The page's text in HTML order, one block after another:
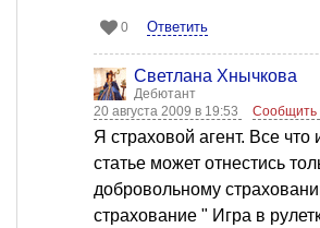
0 Ответить
Светлана Хнычкова
Дебютант
20 августа 2009 в 19:53
Сообщить
Я страховой агент. Все что
статье может отнестись
добровольному
страхование " Игра в